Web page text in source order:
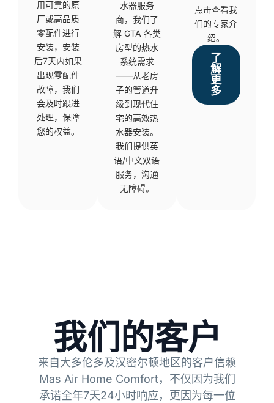
用可靠的原
厂或高品质
零配件进行
安装，安装
后7天内如果
出现零配件
故障，我们
会及时跟进
处理，保障
您的权益。
水器服务
商，我们了
解 GTA 各类
房型的热水
系统需求
——从老房
子的管道升
级到现代住
宅的高效热
水器安装。
我们提供英
语/中文双语
服务，沟通
无障碍。
点击查看我
们的专家介
绍。
了
解
更
多
我们的客户
来自大多伦多及汉密尔顿地区的客户信赖
Mas Air Home Comfort，不仅因为我们
承诺全年7天24小时响应，更因为每一位